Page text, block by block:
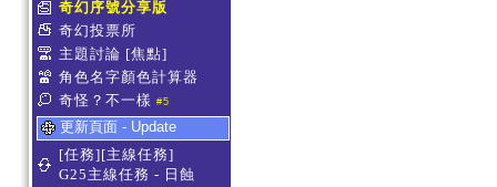
奇幻序號分享版
奇幻投票所
主題討論 [焦點]
角色名字顏色計算器
奇怪？不一樣 #5
更新頁面 - Update
[任務][主線任務]
G25主線任務 - 日蝕